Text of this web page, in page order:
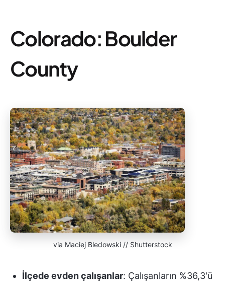
Colorado: Boulder
County
via Maciej Bledowski // Shutterstock
İlçede evden çalışanlar: Çalışanların %36,3'ü